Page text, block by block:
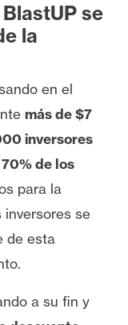
se
la
en el
más de $7
inversores
70% de los
para la
inversores se
de esta
a su fin y